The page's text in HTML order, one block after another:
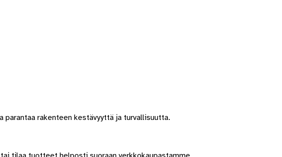
parantaa rakenteen kestävyyttä ja turvallisuutta.